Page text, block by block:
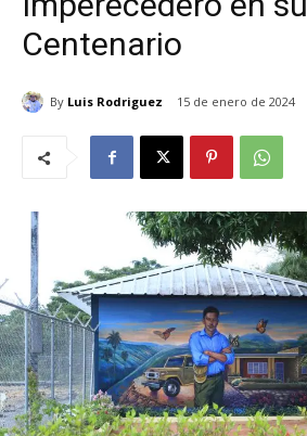
Centenario
By Luis Rodriguez 15 de enero de 2024